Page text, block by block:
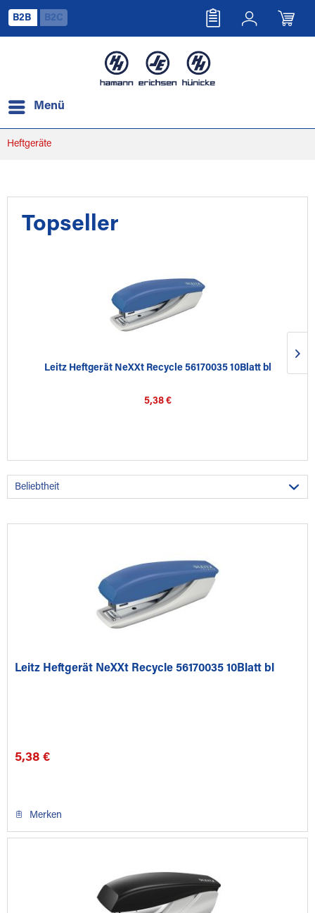
B2B B2C
Menü
Heftgeräte
Topseller
Leitz Heftgerät NeXXt Recycle 56170035 10Blatt bl
5,38 €
Leitz Heftgerät NeXXt Recycle 56170035 10Blatt bl
5,38 €
Merken